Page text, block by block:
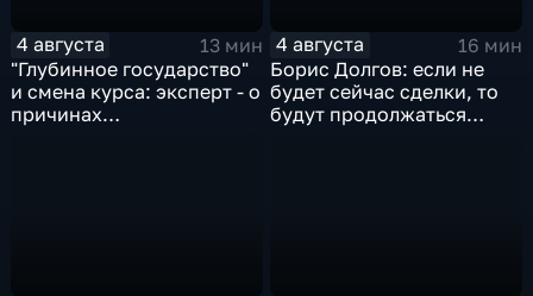
4 августа
13 мин
"Глубинное государство"
и смена курса: эксперт - о
причинах
4 августа
16 мин
Борис Долгов: если не
будет сейчас сделки, то
будут продолжаться